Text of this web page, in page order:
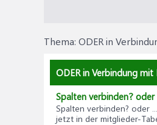
Thema: ODER in
ODER in Verbindung
Spalten verbinden? oder
Spalten verbinden? oder
jetzt in der mitglieder-